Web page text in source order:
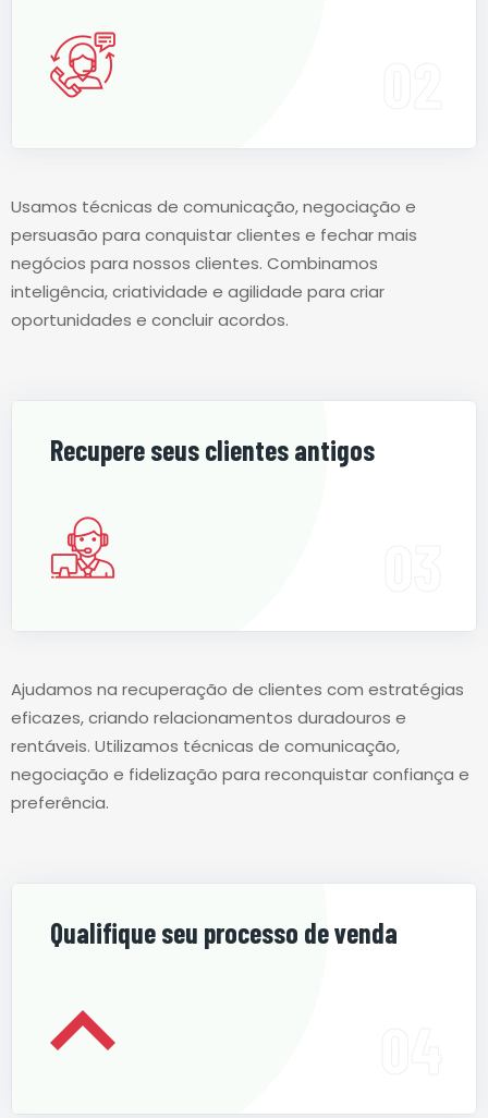
Usamos técnicas de comunicação, negociação e
persuasão para conquistar clientes e fechar mais
negócios para nossos clientes. Combinamos
inteligência, criatividade e agilidade para criar
oportunidades e concluir acordos.
Recupere seus clientes antigos
Ajudamos na recuperação de clientes com estratégias
eficazes, criando relacionamentos duradouros e
rentáveis. Utilizamos técnicas de comunicação,
negociação e fidelização para reconquistar confiança e
preferência.
Qualifique seu processo de venda